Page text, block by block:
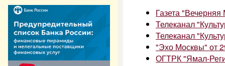
Газета
Телеканал
Телеканал
"Эхо Москвы" от
ОГТРК "Ямал-